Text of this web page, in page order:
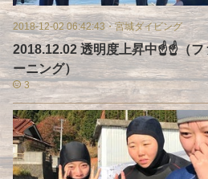
2018-12-02 06:42:43・宮城ダイビング
2018.12.02 透明度上昇中☝☝（フ
ーニング）
3